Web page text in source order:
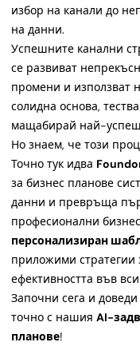
избор на канали до
на данни.
Успешните канални
се развиват
промени и използват
солидна основа,
мащабирай най-
Но знаем, че този
Точно тук идва
за бизнес планове
данни и превръща
професионални
персонализиран
приложими стратегии
ефективността във
Започни сега и
точно с нашия AI-
планове!